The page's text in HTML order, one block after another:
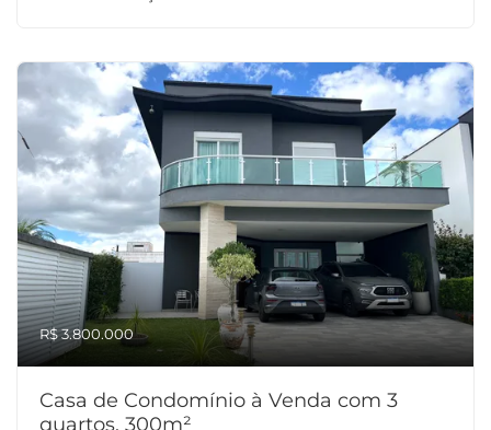
R$ 3.800.000
Casa de Condomínio à Venda com 3
quartos, 300m²